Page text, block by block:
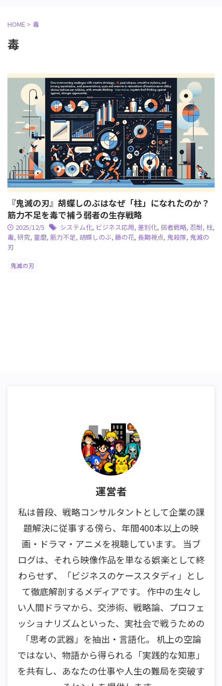
HOME > 毒
毒
『鬼滅の刃』胡蝶しのぶはなぜ「柱」になれたのか？
筋力不足を毒で補う弱者の生存戦略
2025/12/5 システム化, ビジネス応用, 差別化, 弱者戦略, 忍耐, 柱,
毒, 研究, 童磨, 筋力不足, 胡蝶しのぶ, 藤の花, 長期視点, 鬼殺隊, 鬼滅の
刃
鬼滅の刃
運営者
私は普段、戦略コンサルタントとして企業の課
題解決に従事する傍ら、年間400本以上の映
画・ドラマ・アニメを視聴しています。 当ブ
ログは、それら映像作品を単なる娯楽として終
わらせず、「ビジネスのケーススタディ」とし
て徹底解剖するメディアです。 作中の生々し
い人間ドラマから、交渉術、戦略論、プロフェ
ッショナリズムといった、実社会で戦うための
「思考の武器」を抽出・言語化。 机上の空論
ではない、物語から得られる「実践的な知恵」
を共有し、あなたの仕事や人生の難局を突破す